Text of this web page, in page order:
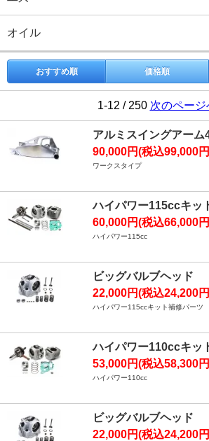
オイル
おすすめ順 価格順
1-12 / 250 次のページ
アルミスイングアー
90,000円(税込99,000
ワークスタイプ
ハイパワー115ccキッ
60,000円(税込66,000
ハイパワー115cc
ビッグバルブヘッド
22,000円(税込24,200
ハイパワー115ccキット補修パーツ
ハイパワー110ccキッ
53,000円(税込58,300
ハイパワー110cc
ビッグバルブヘッド
22,000円(税込24,200